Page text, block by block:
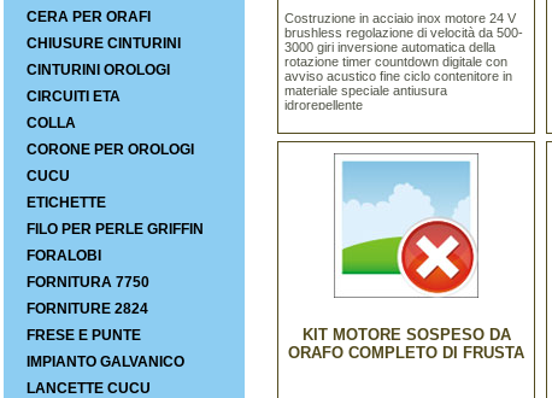
CERA PER ORAFI
CHIUSURE CINTURINI
CINTURINI OROLOGI
CIRCUITI ETA
COLLA
CORONE PER OROLOGI
CUCU
ETICHETTE
FILO PER PERLE GRIFFIN
FORALOBI
FORNITURA 7750
FORNITURE 2824
FRESE E PUNTE
IMPIANTO GALVANICO
LANCETTE CUCU
Costruzione in acciaio inox motore 24 V
brushless regolazione di velocità da 500-
3000 giri inversione automatica della
rotazione timer countdown digitale con
avviso acustico fine ciclo contenitore in
materiale speciale antiusura
idrorepellente
KIT MOTORE SOSPESO DA
ORAFO COMPLETO DI FRUSTA